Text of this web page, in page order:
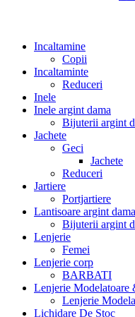
Incaltamine
Copii
Incaltaminte
Reduceri
Inele
Inele argint dama
Bijuterii argint
Jachete
Geci
Jachete
Reduceri
Jartiere
Portjartiere
Lantisoare argint dama
Bijuterii argint
Lenjerie
Femei
Lenjerie corp
BARBATI
Lenjerie Modelatoare
Lenjerie
Lichidare De Stoc